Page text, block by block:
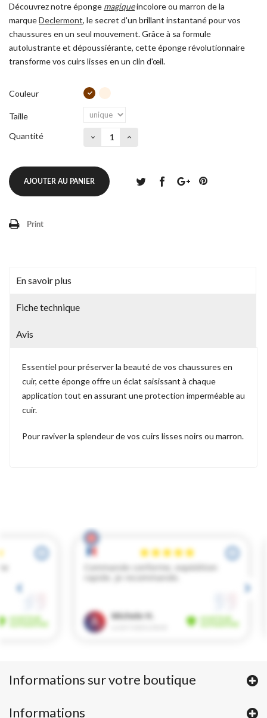
Découvrez notre éponge magiqueincolore ou marron de la
marqueDeclermont, le secret d'un brillant instantané pour vos
chaussures en un seul mouvement. Grâce à sa formule
autolustrante et dépoussiérante, cette éponge révolutionnaire
transforme vos cuirs lisses en un clin d'œil.
Couleur
Taille
Quantité
AJOUTER AU PANIER
Print
En savoir plus
Fiche technique
Avis
Essentiel pour préserver la beauté de vos chaussures en
cuir, cette éponge offre un éclat saisissant à chaque
application tout en assurant une protection imperméable au
cuir.
Pour raviver la splendeur de vos cuirs lisses noirs ou marron.
Informations sur votre boutique
Informations